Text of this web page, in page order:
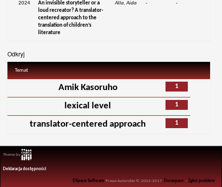
2024
An invisible storyteller or a
loud recreator? A translator-
centered approach to the
translation of children’s
literature
Alla, Aida - -
Odkryj
Temat
1
Amik Kasoruho
1
lexical level
1
translator-centered approach
Theme by
Deklaracja dostępności
DSpace Software Prawa Autorskie © 2002-2017 Duraspace -Zgłoś problem